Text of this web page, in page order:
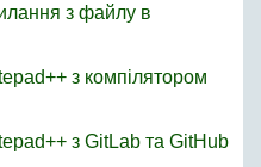
з файлу в
з компілятором
з GitLab та GitHub